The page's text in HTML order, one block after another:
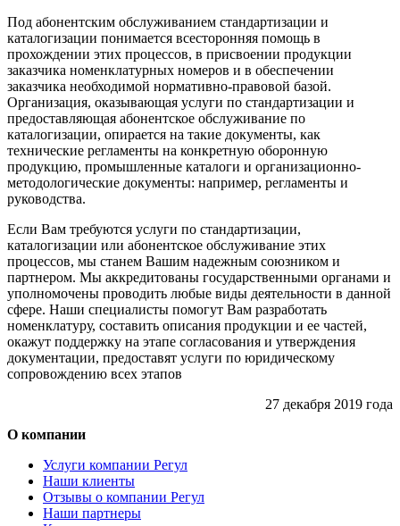
Под абонентским обслуживанием стандартизации и
каталогизации понимается всесторонняя помощь в
прохождении этих процессов, в присвоении продукции
заказчика номенклатурных номеров и в обеспечении
заказчика необходимой нормативно-правовой базой.
Организация, оказывающая услуги по стандартизации и
предоставляющая абонентское обслуживание по
каталогизации, опирается на такие документы, как
технические регламенты на конкретную оборонную
продукцию, промышленные каталоги и организационно-
методологические документы: например, регламенты и
руководства.
Если Вам требуются услуги по стандартизации,
каталогизации или абонентское обслуживание этих
процессов, мы станем Вашим надежным союзником и
партнером. Мы аккредитованы государственными органами и
уполномочены проводить любые виды деятельности в данной
сфере. Наши специалисты помогут Вам разработать
номенклатуру, составить описания продукции и ее частей,
окажут поддержку на этапе согласования и утверждения
документации, предоставят услуги по юридическому
сопровождению всех этапов
27 декабря 2019 года
О компании
Услуги компании Регул
Наши клиенты
Отзывы о компании Регул
Наши партнеры